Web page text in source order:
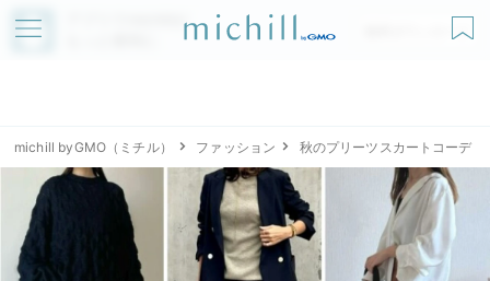
アプリでmichillが
無料ダウンロード
michill byGMO（ミチル） ファッション 秋のプリーツスカートコーデ